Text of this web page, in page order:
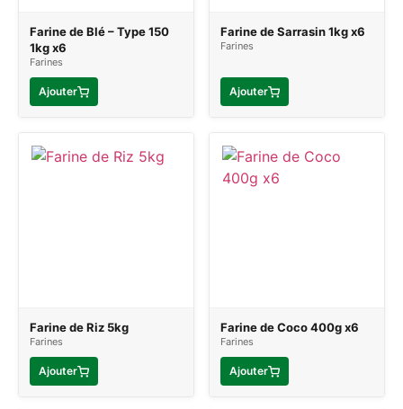
Farine de Blé – Type 150
1kg x6
Farines
Ajouter
Farine de Sarrasin 1kg x6
Farines
Ajouter
Farine de Riz 5kg
Farines
Ajouter
Farine de Coco 400g x6
Farines
Ajouter